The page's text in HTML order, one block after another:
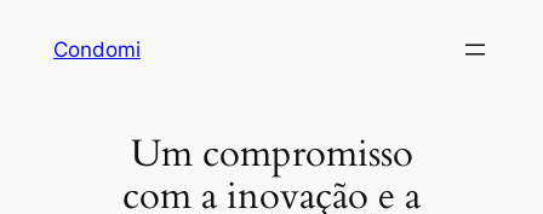
Condomi
Um compromisso
com a inovação e a